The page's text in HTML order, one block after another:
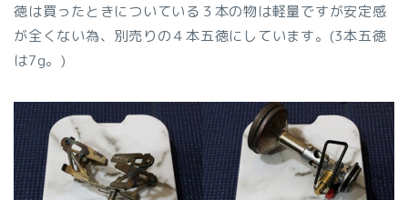
徳は買ったときについている３本の物は軽量ですが安定感
が全くない為、別売りの４本五徳にしています。(3本五徳
は7g。)